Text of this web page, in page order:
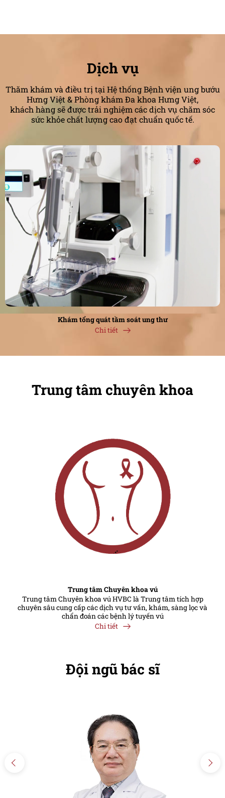
Dịch vụ
Thăm khám và điều trị tại Hệ thống Bệnh viện ung bướu
Hưng Việt & Phòng khám Đa khoa Hưng Việt,
khách hàng sẽ được trải nghiệm các dịch vụ chăm sóc
sức khỏe chất lượng cao đạt chuẩn quốc tế.
Khám tổng quát tầm soát ung thư
Chi tiết
Trung tâm chuyên khoa
Trung tâm Chuyên khoa vú
Trung tâm Chuyên khoa vú HVBC là Trung tâm tích hợp
chuyên sâu cung cấp các dịch vụ tư vấn, khám, sàng lọc và
chẩn đoán các bệnh lý tuyến vú
Chi tiết
Đội ngũ bác sĩ